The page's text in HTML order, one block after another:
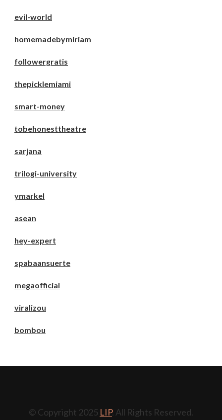
evil-world
homemadebymiriam
followergratis
thepicklemiami
smart-money
tobehonesttheatre
sarjana
trilogi-university
ymarkel
asean
hey-expert
spabaansuerte
megaofficial
viralizou
bombou
© Copyright 2025 LIP. All Rights Reserved.